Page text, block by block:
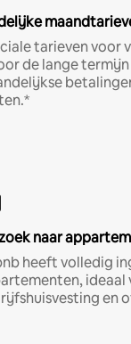
tarieven voor
de lange
naar
heeft volledig
ideaal
en